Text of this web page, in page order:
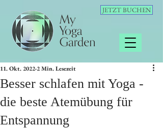
JETZT BUCHEN
Besser schlafen mit Yoga -
die beste Atemübung für
Entspannung
11. Okt. 2022 2 Min. Lesezeit